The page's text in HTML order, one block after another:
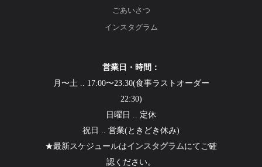
ごあいさつ
インスタグラム
営業日・時間：
月〜土 .. 17:00〜23:30(食事ラストオーダー
22:30)
日曜日 .. 定休
祝日 .. 営業(ときどき休み)
★最新スケジュールはインスタグラムにてご確
認ください。